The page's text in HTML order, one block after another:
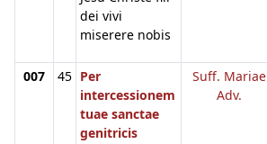
dei vivi
miserere nobis
007 45 Per
intercessionem
tuae sanctae
genitricis
Suff. Mariae
Adv.